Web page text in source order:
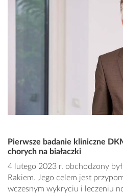
Pierwsze badanie kliniczne
chorych na białaczki
4 lutego 2023 r. obchodzony
Rakiem. Jego celem jest
wczesnym wykryciu i leczeniu